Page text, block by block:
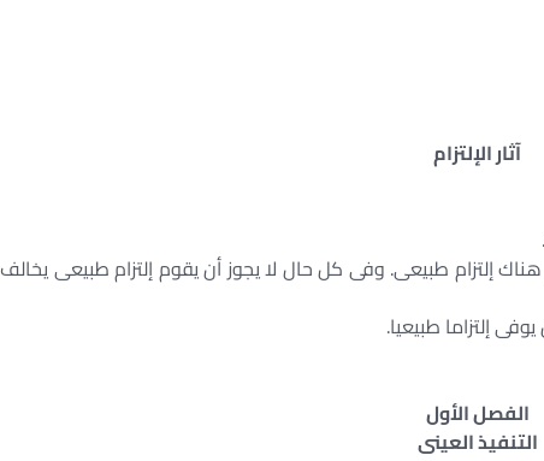
آثار الإلتزام
إلتزام طبيعى. وفى كل حال لا يجوز أن يقوم إلتزام طبيعى يخالف
إلتزاما طبيعيا.
الفصل الأول
التنفيذ العينى